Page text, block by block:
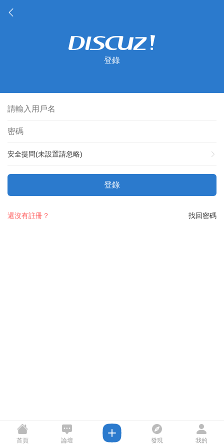
登錄
安全提問(未設置請忽略)
登錄
找回密碼
還沒有註冊？
首頁 論壇 發現 我的